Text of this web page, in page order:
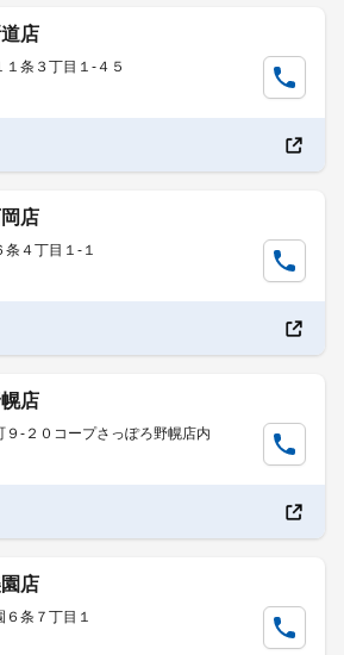
店
条３丁目１-４５
店
４丁目１-１
店
-２０コープさっぽろ野幌店内
店
条７丁目１